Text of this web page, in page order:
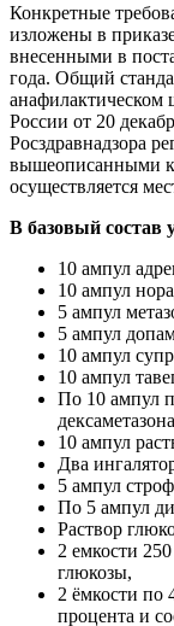
Конкретные
изложены в
внесенными в
года. Общий
анафилактическом
России от 20
Росздравнадзора
вышеописанными
осуществляется
В базовый состав
10 ампул
10 ампул
5 ампул
5 ампул
10 ампул
10 ампул
По 10 ампул
10 ампул
Два
5 ампул
По 5 ампул
Раствор
2 емкости
глюкозы,
2 ёмкости по
процента и